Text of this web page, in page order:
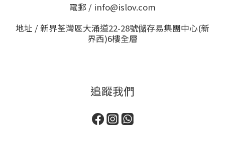
電郵 / info@islov.com
地址 / 新界荃灣區大涌道22-28號儲存易集團中心(新
界西)6樓全層
追蹤我們